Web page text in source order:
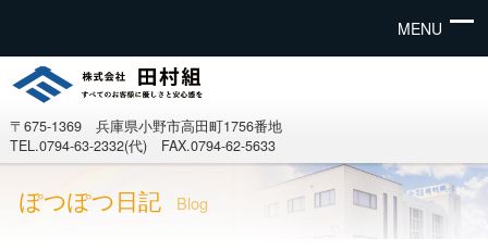
MENU
〒675-1369 兵庫県小野市高田町1756番地
TEL.0794-63-2332(代) FAX.0794-62-5633
ぽつぽつ日記 Blog